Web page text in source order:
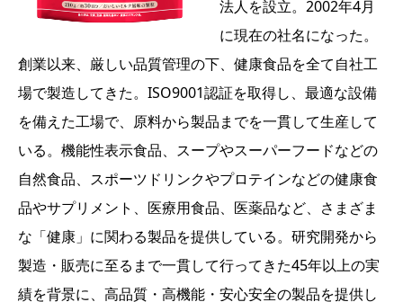
法人を設立。2002年4月
に現在の社名になった。
創業以来、厳しい品質管理の下、健康食品を全て自社工
場で製造してきた。ISO9001認証を取得し、最適な設備
を備えた工場で、原料から製品までを一貫して生産して
いる。機能性表示食品、スープやスーパーフードなどの
自然食品、スポーツドリンクやプロテインなどの健康食
品やサプリメント、医療用食品、医薬品など、さまざま
な「健康」に関わる製品を提供している。研究開発から
製造・販売に至るまで一貫して行ってきた45年以上の実
績を背景に、高品質・高機能・安心安全の製品を提供し